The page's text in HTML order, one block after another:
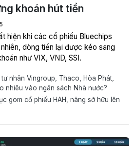
khoán hút tiền
hiện khi các cổ phiếu Bluechips
dòng tiền lại được kéo sang
như VIX, VND, SSI.
nhân Vingroup, Thaco, Hòa Phát,
nhiêu vào ngân sách Nhà nước?
gom cổ phiếu HAH, nâng sở hữu lên